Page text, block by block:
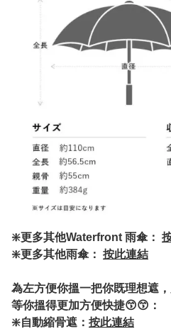
❇️更多其他Waterfront 雨傘：
❇️更多其他雨傘： 按此連結
為左方便你搵一把你既理想遮
等你搵得更加方便快捷😙😙：
❇️自動縮骨遮： 按此連結